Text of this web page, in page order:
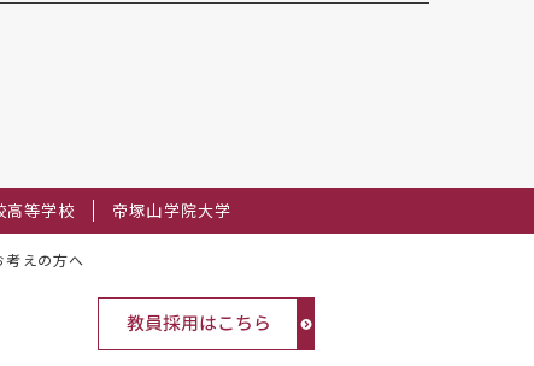
高等学校 帝塚山学院大学
考えの方へ